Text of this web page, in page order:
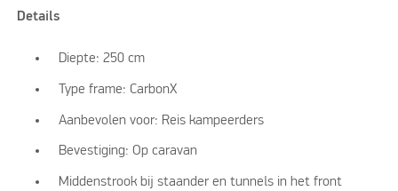
Details
Diepte: 250 cm
Type frame: CarbonX
Aanbevolen voor: Reis kampeerders
Bevestiging: Op caravan
Middenstrook bij staander en tunnels in het front